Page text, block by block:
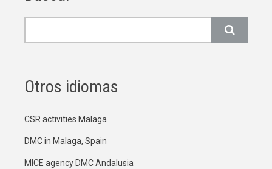
Otros idiomas
CSR activities Malaga
DMC in Malaga, Spain
MICE agency DMC Andalusia